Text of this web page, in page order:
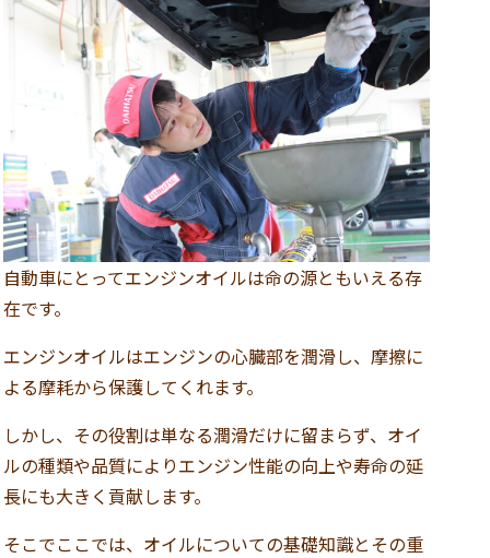
自動車にとってエンジンオイルは命の源ともいえる存
在です。
エンジンオイルはエンジンの心臓部を潤滑し、摩擦に
よる摩耗から保護してくれます。
しかし、その役割は単なる潤滑だけに留まらず、オイ
ルの種類や品質によりエンジン性能の向上や寿命の延
長にも大きく貢献します。
そこでここでは、オイルについての基礎知識とその重